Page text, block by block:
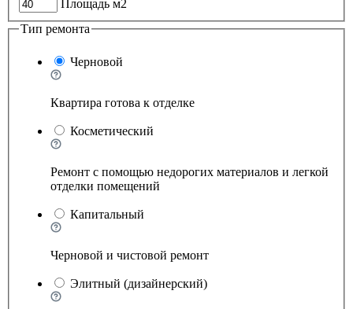
Площадь м2
Тип ремонта
Черновой
Квартира готова к отделке
Косметический
Ремонт с помощью недорогих материалов и легкой
отделки помещений
Капитальный
Черновой и чистовой ремонт
Элитный (дизайнерский)